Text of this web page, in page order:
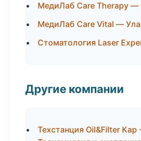
МедиЛаб Care Therapy
МедиЛаб Care Vital —
Стоматология Laser
Другие компании
Техстанция Oil&Filter Кар